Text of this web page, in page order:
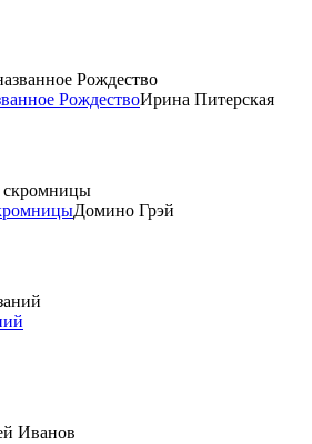
РождествоИрина Питерская
Домино Грэй
Иванов